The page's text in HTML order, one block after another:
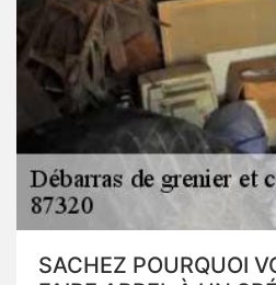
SACHEZ POURQUOI